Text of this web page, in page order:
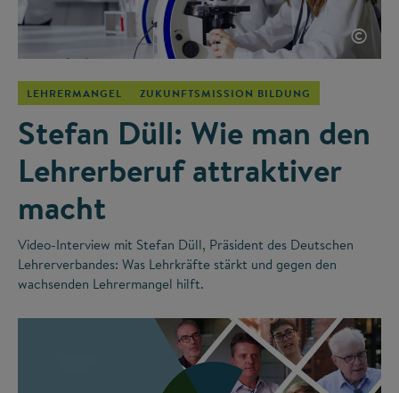
©
LEHRERMANGEL ZUKUNFTSMISSION BILDUNG
Stefan Düll: Wie man den
Lehrerberuf attraktiver
macht
Video-Interview mit Stefan Düll, Präsident des Deutschen
Lehrerverbandes: Was Lehrkräfte stärkt und gegen den
wachsenden Lehrermangel hilft.